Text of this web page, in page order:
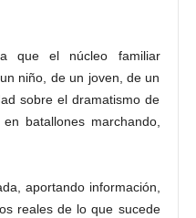
que el núcleo familiar
niño, de un joven, de un
sobre el dramatismo de
batallones marchando,
aportando información,
reales de lo que sucede